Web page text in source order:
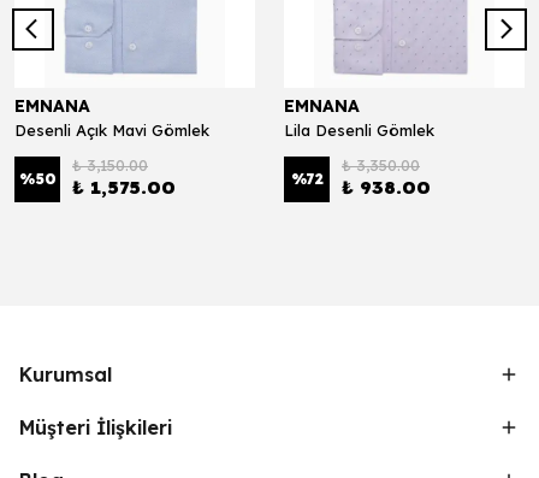
EMNANA
Desenli Açık Mavi Gömlek
%50
₺ 3,150.00
₺ 1,575.00
EMNANA
Lila Desenli Gömlek
%72
₺ 3,350.00
₺ 938.00
Kurumsal
Müşteri İlişkileri